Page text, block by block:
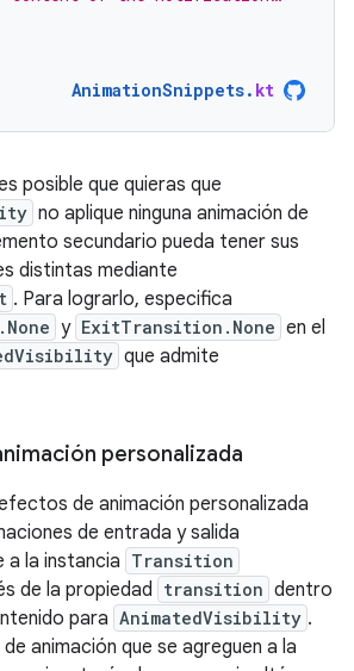
AnimationSnippets. kt
posible que quieras que
no aplique ninguna animación de
secundario pueda tener sus
distintas mediante
. Para lograrlo, especifica
y ExitTransition.None en el
que admite
personalizada
de animación personalizada
de entrada y salida
a la instancia Transition
de la propiedad transition dentro
para AnimatedVisibility .
animación que se agreguen a la